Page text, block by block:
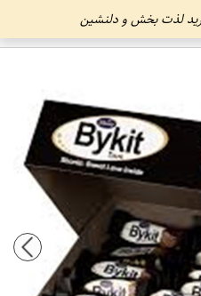
لذت بخش و دلنشین